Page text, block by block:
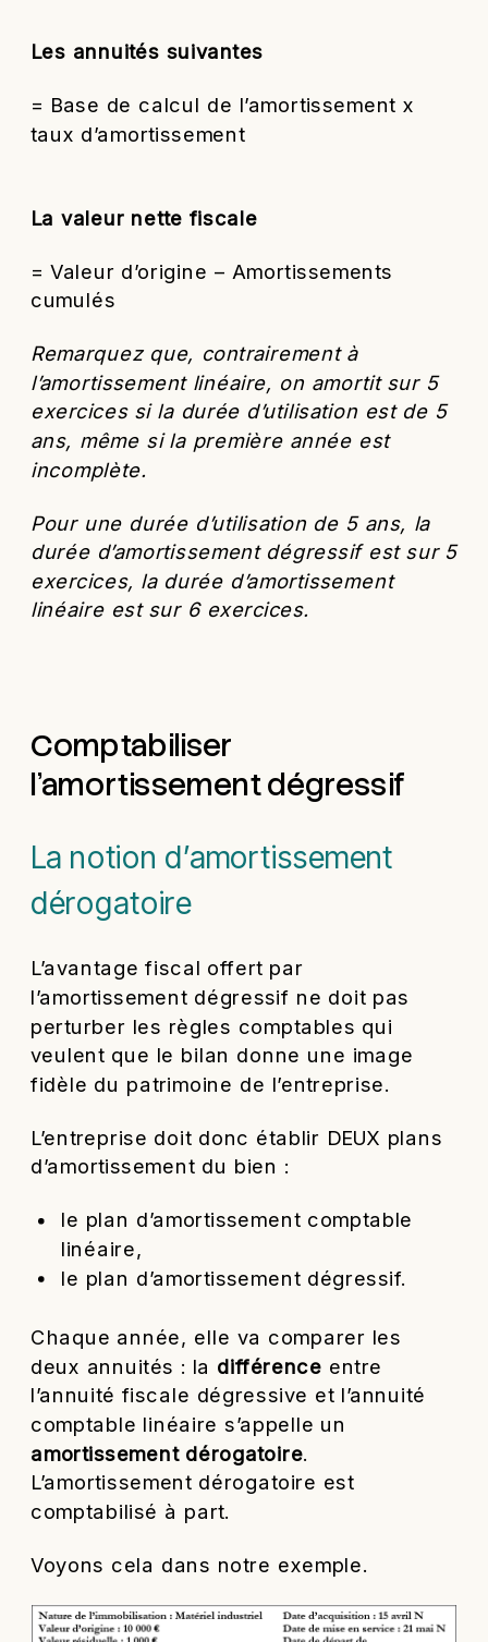
Les annuités suivantes
= Base de calcul de l’amortissement x
taux d’amortissement
La valeur nette fiscale
= Valeur d’origine – Amortissements
cumulés
Remarquez que, contrairement à
l’amortissement linéaire, on amortit sur 5
exercices si la durée d’utilisation est de 5
ans, même si la première année est
incomplète.
Pour une durée d’utilisation de 5 ans, la
durée d’amortissement dégressif est sur 5
exercices, la durée d’amortissement
linéaire est sur 6 exercices.
Comptabiliser
l’amortissement dégressif
La notion d’amortissement
dérogatoire
L’avantage fiscal offert par
l’amortissement dégressif ne doit pas
perturber les règles comptables qui
veulent que le bilan donne une image
fidèle du patrimoine de l’entreprise.
L’entreprise doit donc établir DEUX plans
d’amortissement du bien :
le plan d’amortissement comptable
linéaire,
le plan d’amortissement dégressif.
Chaque année, elle va comparer les
deux annuités : la différence entre
l’annuité fiscale dégressive et l’annuité
comptable linéaire s’appelle un
amortissement dérogatoire.
L’amortissement dérogatoire est
comptabilisé à part.
Voyons cela dans notre exemple.